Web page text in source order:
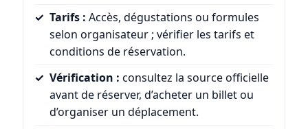
Tarifs : Accès, dégustations ou formules
selon organisateur ; vérifier les tarifs et
conditions de réservation.
Vérification : consultez la source officielle
avant de réserver, d’acheter un billet ou
d’organiser un déplacement.